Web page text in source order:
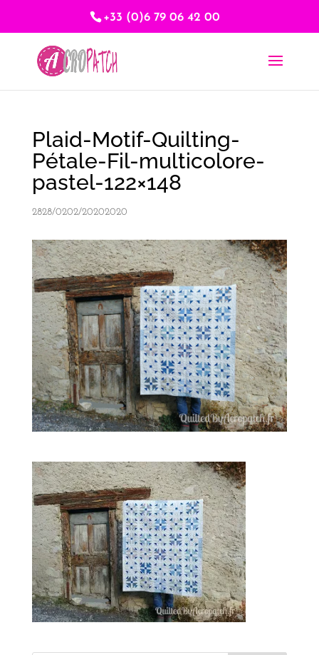
+33 (0)6 79 06 42 00
Plaid-Motif-Quilting-
Pétale-Fil-multicolore-
pastel-122×148
2828/0202/20202020